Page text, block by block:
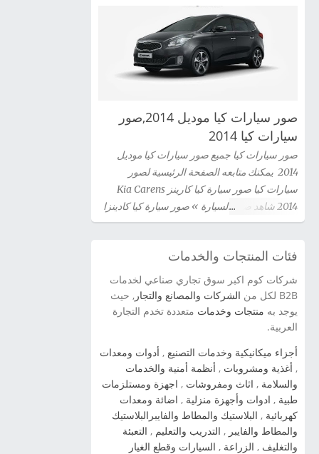
صور سيارات كيا موديل 2014,صور
سيارات كيا 2014
صور سيارات كيا جميع صور سيارات كيا موديل
2014 يمكنك متابعه الصفحة الرئيسية لصور
سيارات كيا صور سيارة كيا كارينز Kia Carens
2014 شاهد صور السيارة » صور سيارة كيا كادينزا
Kia Cadenza 2014 شاهد صور السيارة » صور
شاهد صور السيارة » صور سيارة كيا اوبتيما Kia
Optima 2014 شاهد صور السيارة » سيارة كيا
سورينتو Kia Sorento 2014 شاهد صور السيارة »
cerato شاهد صور السيارة » صور سياراة سبورتاج
2014 شاهد صور السيارة » صور سيارات كيا اوبتيما
2014 شاهد صور السيارة » صور سيارات كيا سول
2014 شاهد صور السيارة » صور سيارات كيا بيكانتو
2014 شاهد صور السيارة » صور سيارات كيا
سيراتو 2014 شاهد صور السيارة » صورة سيارة
فئات المنتجات والخدمات
شركات كوم اكبر سوق تجاري صناعي لخدمات
B2B لكل من
الشركات والمصانع والتجار , حيث
يوجد به منتجات وخدمات متعددة تخدم التجارة
العربية.
أجزاء ميكانيكية وخدمات التصنيع , أدوات ومعدات
, أغذية ومشروبات , أنظمة أمنية والخدمات
والسلامة , اثاث ومفروشات , اجهزة ومستلزمات
طبية , ادوات وأجهزة منزلية , اضائة ومعدات
كهربائية , البلاستيك والمطاط والفايبرالبلاستيك
والمطاط والفايبر , التدريب والتعليم , التعبئة
والتغليف , الزراعة , السيارات وقطع الغيار